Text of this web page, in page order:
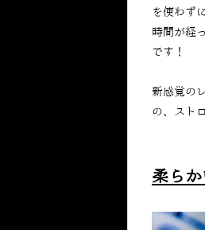
を使わず
時間が経
です！
新感覚の
の、スト
柔ら